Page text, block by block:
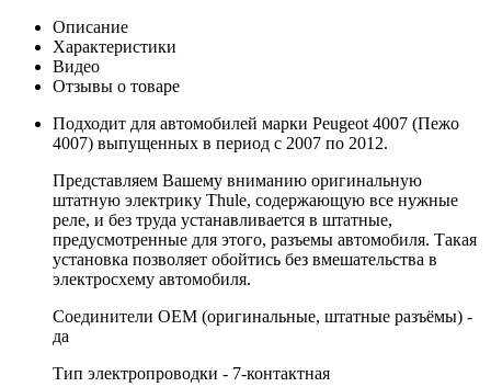
Описание
Характеристики
Видео
Отзывы о товаре
Подходит для автомобилей марки Peugeot 4007 (Пежо
4007) выпущенных в период с 2007 по 2012.
Представляем Вашему вниманию оригинальную
штатную электрику Thule, содержающую все нужные
реле, и без труда устанавливается в штатные,
предусмотренные для этого, разъемы автомобиля. Такая
установка позволяет обойтись без вмешательства в
электросхему автомобиля.
Соединители OEM (оригинальные, штатные разъёмы) -
да
Тип электропроводки - 7-контактная